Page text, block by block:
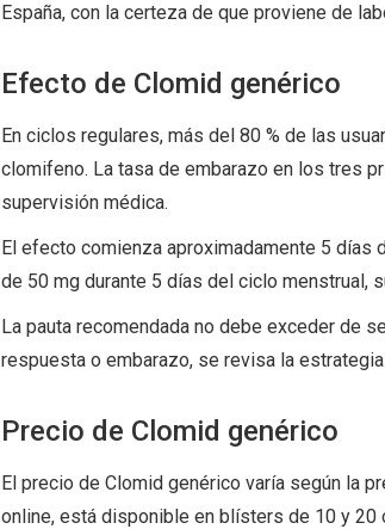
España, con la certeza de que proviene de
Efecto de Clomid genérico
En ciclos regulares, más del 80 % de las
clomifeno. La tasa de embarazo en los tres
supervisión médica.
El efecto comienza aproximadamente 5 días
de 50 mg durante 5 días del ciclo menstrual,
La pauta recomendada no debe exceder de
respuesta o embarazo, se revisa la
Precio de Clomid genérico
El precio de Clomid genérico varía según la
online, está disponible en blísters de 10 y